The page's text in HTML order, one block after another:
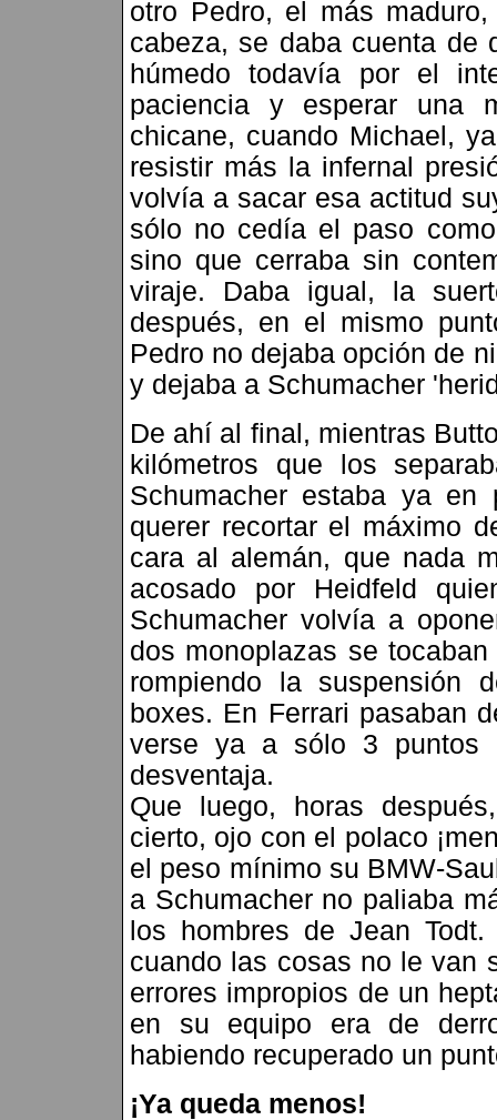
otro Pedro, el más
cabeza, se daba cuenta de
húmedo todavía por el
paciencia y esperar una
chicane, cuando Michael,
resistir más la infernal
volvía a sacar esa actitud
sólo no cedía el paso
sino que cerraba sin
viraje. Daba igual, la
después, en el mismo
Pedro no dejaba opción de
y dejaba a Schumacher
De ahí al final, mientras
kilómetros que los
Schumacher estaba ya en
querer recortar el máximo
cara al alemán, que nada
acosado por Heidfeld
Schumacher volvía a
dos monoplazas se
rompiendo la suspensión
boxes. En Ferrari pasaban
verse ya a sólo 3 puntos
desventaja.
Que luego, horas
cierto, ojo con el polaco
el peso mínimo su BMW-
a Schumacher no paliaba
los hombres de Jean
cuando las cosas no le van
errores impropios de un
en su equipo era de
habiendo recuperado un
¡Ya queda menos!